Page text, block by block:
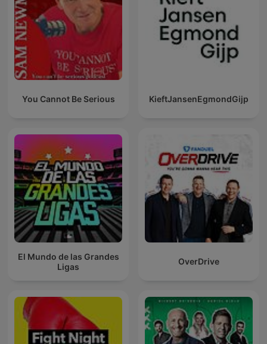
You Cannot Be Serious KieftJansenEgmondGijp
El Mundo de las Grandes
Ligas
OverDrive